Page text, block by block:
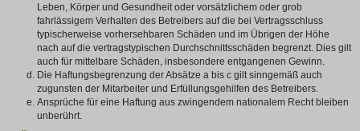
Leben, Körper und Gesundheit oder vorsätzlichem oder grob
fahrlässigem Verhalten des Betreibers auf die bei Vertragsschluss
typischerweise vorhersehbaren Schäden und im Übrigen der Höhe
nach auf die vertragstypischen Durchschnittsschäden begrenzt. Dies gilt
auch für mittelbare Schäden, insbesondere entgangenen Gewinn.
Die Haftungsbegrenzung der Absätze a bis c gilt sinngemäß auch
zugunsten der Mitarbeiter und Erfüllungsgehilfen des Betreibers.
Ansprüche für eine Haftung aus zwingendem nationalem Recht bleiben
unberührt.